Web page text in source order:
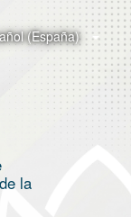
(España)
la